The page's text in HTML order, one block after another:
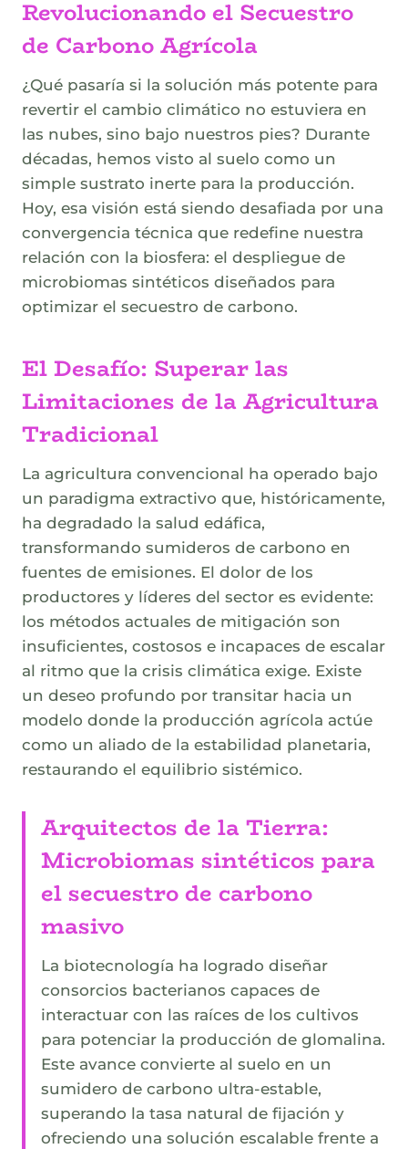
Revolucionando el Secuestro
de Carbono Agrícola
¿Qué pasaría si la solución más potente para
revertir el cambio climático no estuviera en
las nubes, sino bajo nuestros pies? Durante
décadas, hemos visto al suelo como un
simple sustrato inerte para la producción.
Hoy, esa visión está siendo desafiada por una
convergencia técnica que redefine nuestra
relación con la biosfera: el despliegue de
microbiomas sintéticos diseñados para
optimizar el secuestro de carbono.
El Desafío: Superar las
Limitaciones de la Agricultura
Tradicional
La agricultura convencional ha operado bajo
un paradigma extractivo que, históricamente,
ha degradado la salud edáfica,
transformando sumideros de carbono en
fuentes de emisiones. El dolor de los
productores y líderes del sector es evidente:
los métodos actuales de mitigación son
insuficientes, costosos e incapaces de escalar
al ritmo que la crisis climática exige. Existe
un deseo profundo por transitar hacia un
modelo donde la producción agrícola actúe
como un aliado de la estabilidad planetaria,
restaurando el equilibrio sistémico.
Arquitectos de la Tierra:
Microbiomas sintéticos para
el secuestro de carbono
masivo
La biotecnología ha logrado diseñar
consorcios bacterianos capaces de
interactuar con las raíces de los cultivos
para potenciar la producción de glomalina.
Este avance convierte al suelo en un
sumidero de carbono ultra-estable,
superando la tasa natural de fijación y
ofreciendo una solución escalable frente a